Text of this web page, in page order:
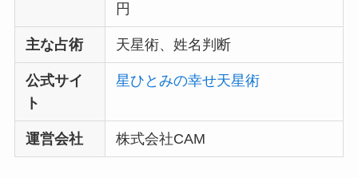
円
主な占術 天星術、姓名判断
公式サイ
ト
星ひとみの幸せ天星術
運営会社 株式会社CAM